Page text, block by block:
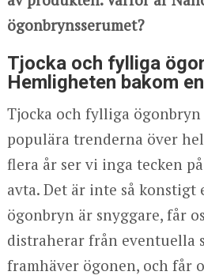
ögonbrynsserumet?
Tjocka och fylliga
Hemligheten bakom
Tjocka och fylliga ögonbryn
populära trenderna över
flera år ser vi inga tecken
avta. Det är inte så konstigt
ögonbryn är snyggare, får
distraherar från eventuella
framhäver ögonen, och får